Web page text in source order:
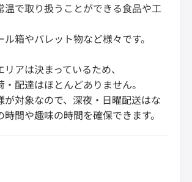
温で取り扱うことができる食品や工
箱やパレット物など様々です。
アは決まっているため、
・配達はほとんどありません。
が対象なので、深夜・日曜配送はな
時間や趣味の時間を確保できます。